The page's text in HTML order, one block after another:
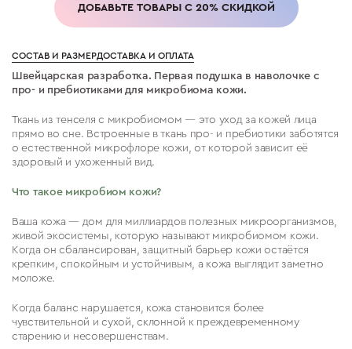
Швейцарская разработка. Первая подушка в наволочке с
про- и пребиотиками для микробиома кожи.
Ткань из тенселя с микробиомом — это уход за кожей лица
прямо во сне. Встроенные в ткань про- и пребиотики заботятся
о естественной микрофлоре кожи, от которой зависит её
здоровый и ухоженный вид.
Что такое микробиом кожи?
Ваша кожа — дом для миллиардов полезных микроорганизмов,
живой экосистемы, которую называют микробиомом кожи.
Когда он сбалансирован, защитный барьер кожи остаётся
крепким, спокойным и устойчивым, а кожа выглядит заметно
моложе.
Когда баланс нарушается, кожа становится более
чувствительной и сухой, склонной к преждевременному
старению и несовершенствам.
СОСТАВ И РАЗМЕРДОСТАВКА И ОПЛАТА
ДОБАВЬТЕ ТОВАРЫ С 20% СКИДКОЙ